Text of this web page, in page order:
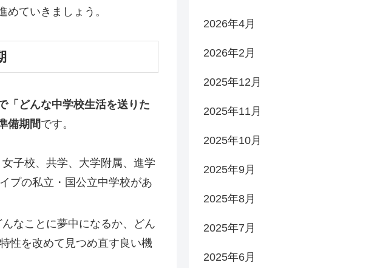
ていきましょう。
「どんな中学校生活を送りた
備期間です。
女子校、共学、大学附属、進学
プの私立・国公立中学校があ
んなことに夢中になるか、どん
性を改めて見つめ直す良い機
2026年4月
2026年2月
2025年12月
2025年11月
2025年10月
2025年9月
2025年8月
2025年7月
2025年6月